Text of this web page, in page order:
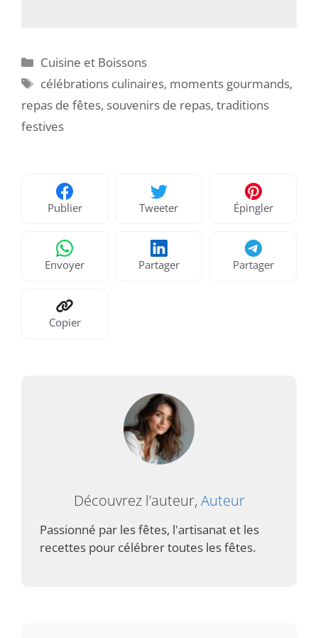
Catégories
Cuisine et Boissons
Étiquettes
célébrations culinaires, moments gourmands,
repas de fêtes, souvenirs de repas, traditions
festives
Publier Tweeter Épingler
Envoyer Partager Partager
Copier
Découvrez l’auteur, Auteur
Passionné par les fêtes, l'artisanat et les
recettes pour célébrer toutes les fêtes.